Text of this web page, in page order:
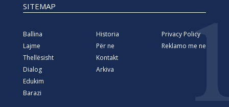
SITEMAP
Ballina
Lajme
Thellësisht
Dialog
Edukim
Barazi
Historia
Për ne
Kontakt
Arkiva
Privacy Policy
Reklamo me ne